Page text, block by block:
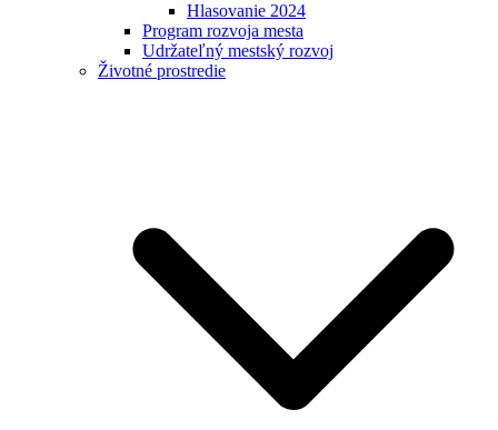
Hlasovanie 2024
Program rozvoja mesta
Udržateľný mestský rozvoj
Životné prostredie